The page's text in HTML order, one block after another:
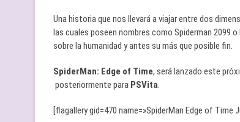
Una historia que nos llevará a viajar entre dos
las cuales poseen nombres como Spiderman 2099
sobre la humanidad y antes su más que posible fin.
SpiderMan: Edge of Time, será lanzado este
posteriormente para PSVita.
[flagallery gid=470 name=»SpiderMan Edge of Time